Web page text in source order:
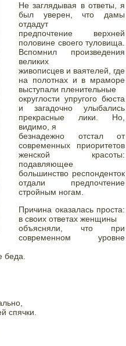
Не заглядывая в ответы, я
был уверен, что дамы
отдадут
предпочтение верхней
половине своего туловища.
Вспомнил произведения
великих
живописцев и ваятелей, где
на полотнах и в мраморе
выступали пленительные
округлости упругого бюста
и загадочно улыбались
прекрасные лики. Но,
видимо, я
безнадежно отстал от
современных приоритетов
женской красоты:
подавляющее
большинство респонденток
отдали предпочтение
стройным ногам.
Причина оказалась проста:
в своих ответах женщины
объясняли, что при
современном уровне
беда.
спячки.